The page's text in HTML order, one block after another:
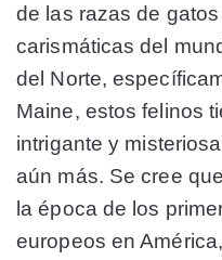
de las razas de
carismáticas del
del Norte,
Maine, estos felinos
intrigante y
aún más. Se cree
la época de los
europeos en